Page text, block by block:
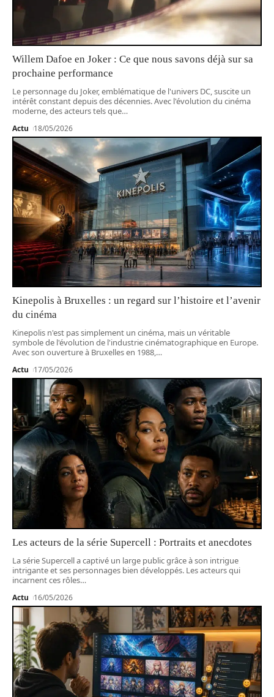
Willem Dafoe en Joker : Ce que nous savons déjà sur sa
prochaine performance
Le personnage du Joker, emblématique de l'univers DC, suscite un
intérêt constant depuis des décennies. Avec l'évolution du cinéma
moderne, des acteurs tels que…
Actu 18/05/2026
Kinepolis à Bruxelles : un regard sur l’histoire et l’avenir
du cinéma
Kinepolis n'est pas simplement un cinéma, mais un véritable
symbole de l'évolution de l'industrie cinématographique en Europe.
Avec son ouverture à Bruxelles en 1988,…
Actu 17/05/2026
Les acteurs de la série Supercell : Portraits et anecdotes
La série Supercell a captivé un large public grâce à son intrigue
intrigante et ses personnages bien développés. Les acteurs qui
incarnent ces rôles…
Actu 16/05/2026